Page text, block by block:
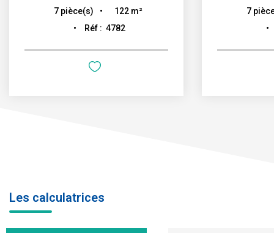
7 pièce(s) 122 m²
Réf : 4782
7
Les calculatrices